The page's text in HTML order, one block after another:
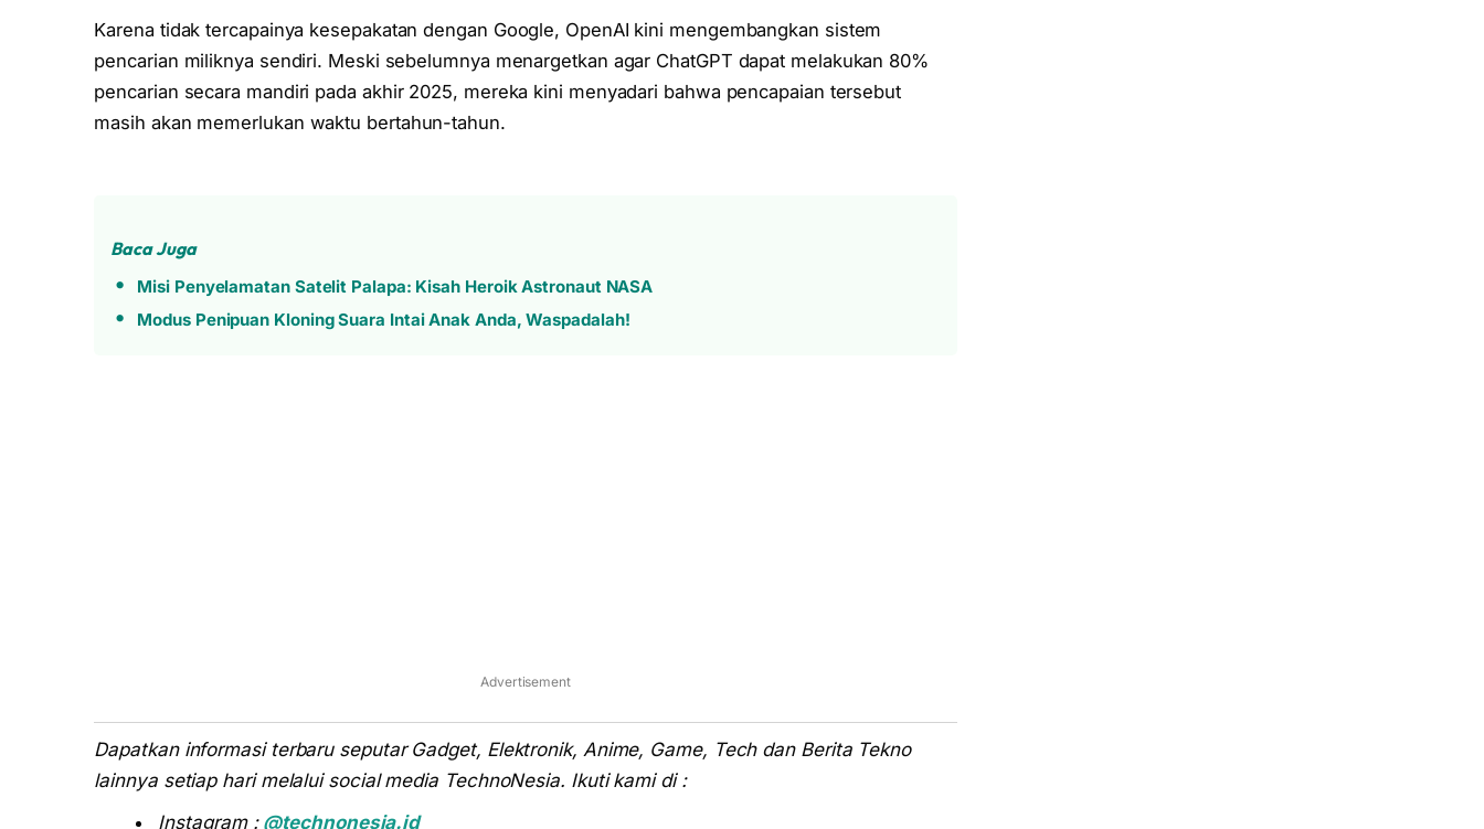
Karena tidak tercapainya kesepakatan dengan Google, OpenAI kini mengembangkan sistem
pencarian miliknya sendiri. Meski sebelumnya menargetkan agar ChatGPT dapat melakukan 80%
pencarian secara mandiri pada akhir 2025, mereka kini menyadari bahwa pencapaian tersebut
masih akan memerlukan waktu bertahun-tahun.
Baca Juga
Misi Penyelamatan Satelit Palapa: Kisah Heroik Astronaut NASA
Modus Penipuan Kloning Suara Intai Anak Anda, Waspadalah!
Advertisement
Dapatkan informasi terbaru seputar Gadget, Elektronik, Anime, Game, Tech dan Berita Tekno
lainnya setiap hari melalui social media TechnoNesia. Ikuti kami di :
Instagram : @technonesia.id